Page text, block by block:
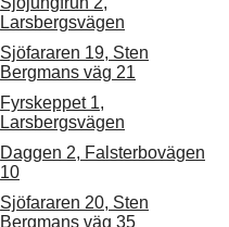
Larsbergsvägen
Sjöfararen 19, Sten
Bergmans väg 21
Fyrskeppet 1,
Larsbergsvägen
Daggen 2, Falsterbovägen
10
Sjöfararen 20, Sten
Bergmans väg 35